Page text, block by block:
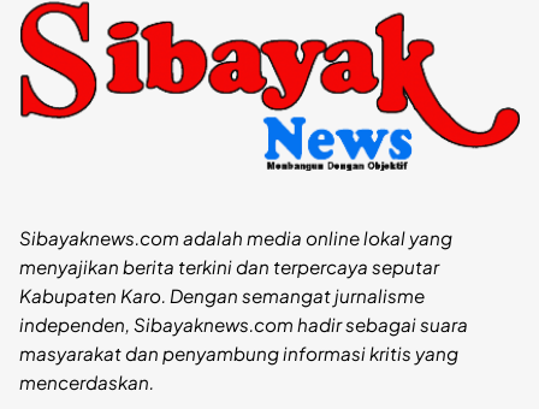
Sibayaknews.com adalah media online lokal yang
menyajikan berita terkini dan terpercaya seputar
Kabupaten Karo. Dengan semangat jurnalisme
independen, Sibayaknews.com hadir sebagai suara
masyarakat dan penyambung informasi kritis yang
mencerdaskan.